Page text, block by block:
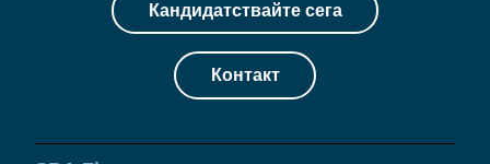
Кандидатствайте сега
Контакт